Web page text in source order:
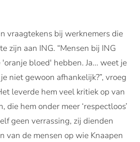
vraagtekens bij werknemers die
zijn aan ING. “Mensen bij ING
bloed' hebben. Ja... weet je
niet gewoon afhankelijk?”, vroeg
leverde hem veel kritiek op van
die hem onder meer ‘respectloos’
geen verrassing, zij dienden
van de mensen op wie Knaapen